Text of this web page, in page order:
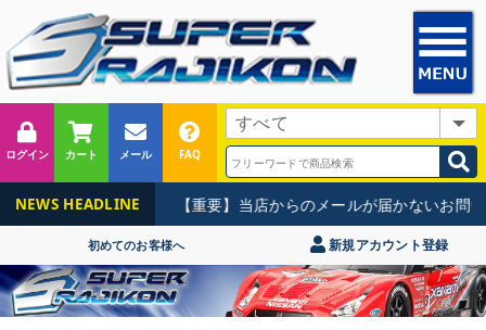
ログイン カート メール FAQ
NEWS HEADLINE 【重要】当店からのメールが届かないお問
初めてのお客様へ 新規アカウント登録